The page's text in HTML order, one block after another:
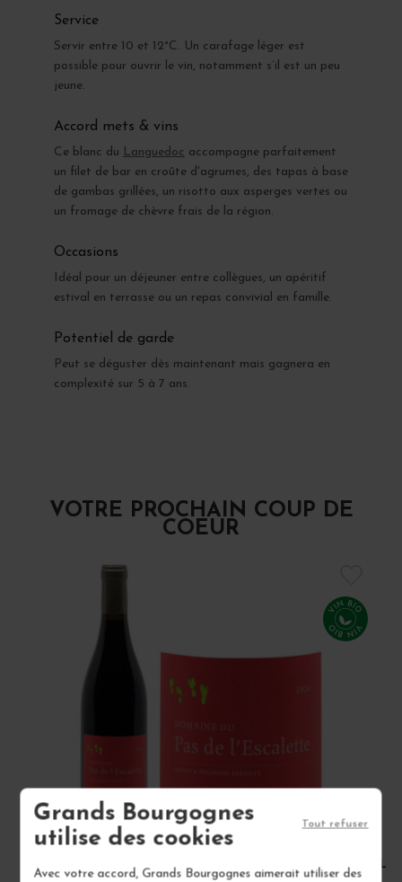
Grands Bourgognes
utilise des cookies
Avec votre accord, Grands Bourgognes aimerait utiliser des
Tout refuser
Service
Servir entre 10 et 12°C. Un carafage léger est
possible pour ouvrir le vin, notamment s’il est un peu
jeune.
Accord mets & vins
Ce blanc du Languedoc accompagne parfaitement
un filet de bar en croûte d'agrumes, des tapas à base
de gambas grillées, un risotto aux asperges vertes ou
un fromage de chèvre frais de la région.
Occasions
Idéal pour un déjeuner entre collègues, un apéritif
estival en terrasse ou un repas convivial en famille.
Potentiel de garde
Peut se déguster dès maintenant mais gagnera en
complexité sur 5 à 7 ans.
VOTRE PROCHAIN COUP DE
COEUR
LANGUEDOC ROUGE "LES PETITS PAS" 2024